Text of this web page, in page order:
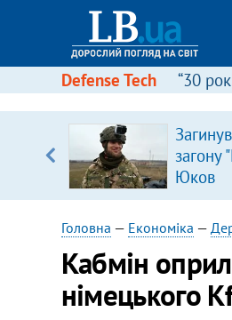
Defense Tech “30
загону
Юков
Головна — Економіка —
Кабмін
німецького